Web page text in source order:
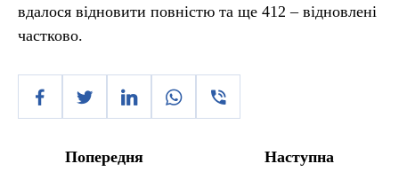
вдалося відновити повністю та ще 412 – відновлені
частково.
Попередня Наступна